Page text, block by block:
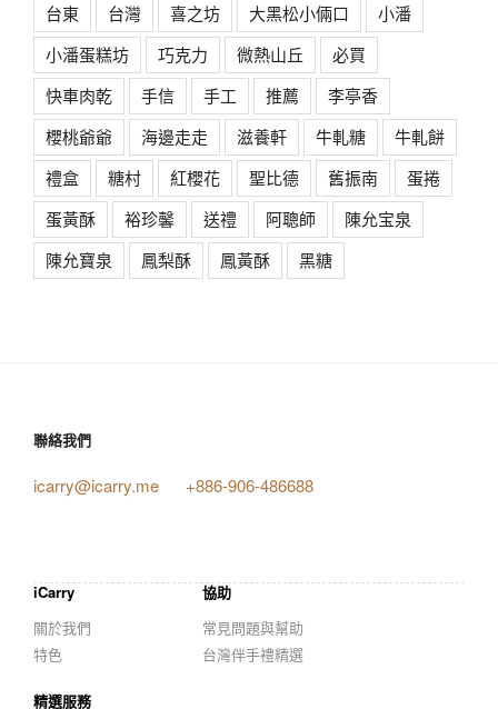
台東
台灣 喜之坊 大黑松小倆口
小潘
小潘蛋糕坊
巧克力 微熱山丘
必買
快車肉乾
手信 手工 推薦
李亭香
櫻桃爺爺
海邊走走 滋養軒 牛軋糖
牛軋餅
禮盒
糖村 紅櫻花 聖比德 舊振南
蛋捲
蛋黃酥
裕珍馨 送禮 阿聰師
陳允宝泉
陳允寶泉
鳳梨酥 鳳黃酥 黑糖
聯絡我們
icarry@icarry.me +886-906-486688
iCarry
關於我們
特色
協助
常見問題與幫助
台灣伴手禮精選
精選服務